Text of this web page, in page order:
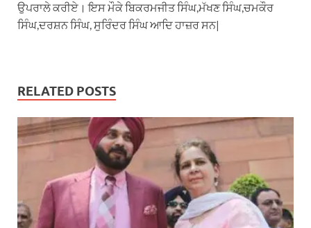
ਉਪਰਾਲੇ ਕਰੀਏ। ਇਸ ਮੌਕੇ ਬਿਕਰਮਜੀਤ ਸਿੰਘ,ਮੱਖਣ ਸਿੰਘ,ਚਮਕੌਰ
ਸਿੰਘ,ਦਰਸ਼ਨ ਸਿੰਘ, ਸੁਰਿੰਦਰ ਸਿੰਘ ਆਦਿ ਹਾਜ਼ਰ ਸਨ|
RELATED POSTS